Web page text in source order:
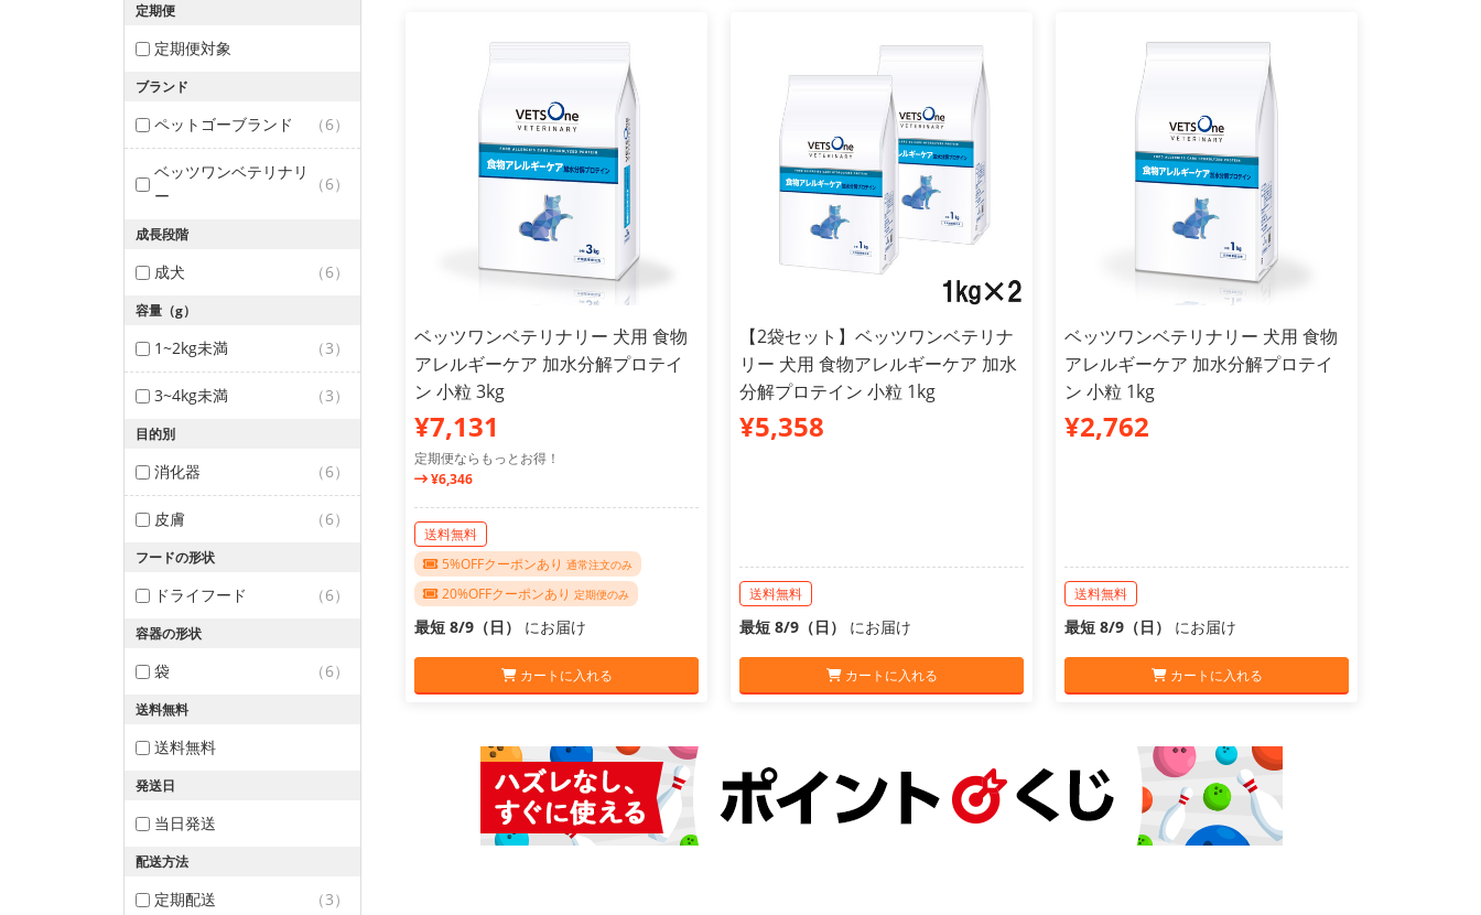
定期便
定期便対象
ブランド
ペットゴーブランド （6）
ベッツワンベテリナリ
ー
（6）
成長段階
成犬 （6）
容量（g）
1~2kg未満 （3）
3~4kg未満 （3）
目的別
消化器 （6）
皮膚 （6）
フードの形状
ドライフード （6）
容器の形状
袋 （6）
送料無料
送料無料
発送日
当日発送
配送方法
定期配送 （3）
ベッツワンベテリナリー 犬用 食物
アレルギーケア 加水分解プロテイ
ン 小粒 3kg
¥7,131
定期便ならもっとお得！
¥6,346
送料無料
5%OFFクーポンあり 通常注文のみ
20%OFFクーポンあり 定期便のみ
最短 8/9（日） にお届け
カートに入れる
【2袋セット】ベッツワンベテリナ
リー 犬用 食物アレルギーケア 加水
分解プロテイン 小粒 1kg
¥5,358
送料無料
最短 8/9（日） にお届け
カートに入れる
ベッツワンベテリナリー 犬用 食物
アレルギーケア 加水分解プロテイ
ン 小粒 1kg
¥2,762
送料無料
最短 8/9（日） にお届け
カートに入れる